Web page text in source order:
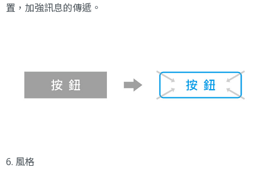
置，加強訊息的傳遞。
6. 風格